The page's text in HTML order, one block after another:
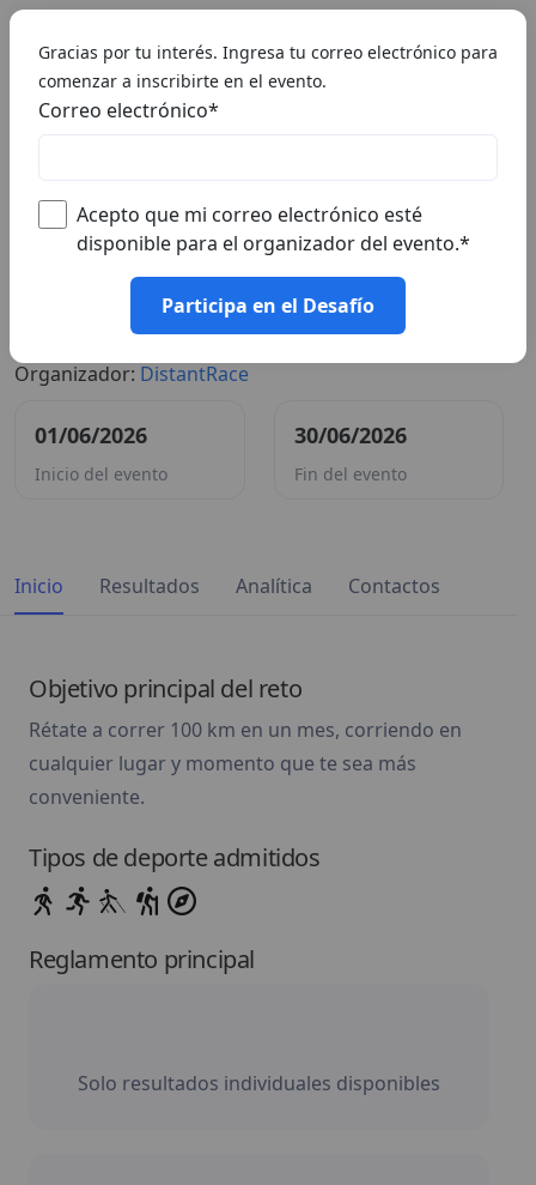
🇪🇸 ES
#Desafío Corre 100K Junio 2026
Organizador: DistantRace
01/06/2026
Inicio del evento
30/06/2026
Fin del evento
Inicio Resultados Analítica Contactos
Objetivo principal del reto
Rétate a correr 100 km en un mes, corriendo en
cualquier lugar y momento que te sea más
conveniente.
Tipos de deporte admitidos
Reglamento principal
Solo resultados individuales disponibles
Gracias por tu interés. Ingresa tu correo electrónico para
comenzar a inscribirte en el evento.
Correo electrónico*
Acepto que mi correo electrónico esté
disponible para el organizador del evento.*
Participa en el Desafío